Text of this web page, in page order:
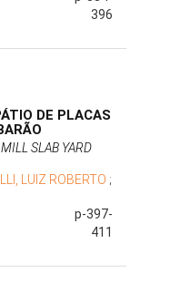
396
DE PLACAS
SLAB YARD
LUIZ ROBERTO ;
p-397-
411